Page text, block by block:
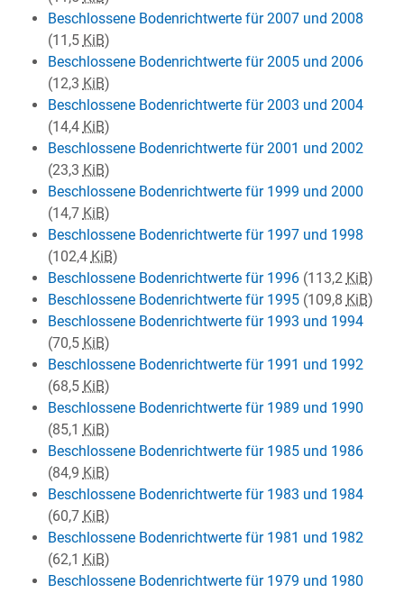
Beschlossene Bodenrichtwerte für 2007 und 2008
(11,5 KiB)
Beschlossene Bodenrichtwerte für 2005 und 2006
(12,3 KiB)
Beschlossene Bodenrichtwerte für 2003 und 2004
(14,4 KiB)
Beschlossene Bodenrichtwerte für 2001 und 2002
(23,3 KiB)
Beschlossene Bodenrichtwerte für 1999 und 2000
(14,7 KiB)
Beschlossene Bodenrichtwerte für 1997 und 1998
(102,4 KiB)
Beschlossene Bodenrichtwerte für 1996(113,2 KiB)
Beschlossene Bodenrichtwerte für 1995(109,8 KiB)
Beschlossene Bodenrichtwerte für 1993 und 1994
(70,5 KiB)
Beschlossene Bodenrichtwerte für 1991 und 1992
(68,5 KiB)
Beschlossene Bodenrichtwerte für 1989 und 1990
(85,1 KiB)
Beschlossene Bodenrichtwerte für 1985 und 1986
(84,9 KiB)
Beschlossene Bodenrichtwerte für 1983 und 1984
(60,7 KiB)
Beschlossene Bodenrichtwerte für 1981 und 1982
(62,1 KiB)
Beschlossene Bodenrichtwerte für 1979 und 1980